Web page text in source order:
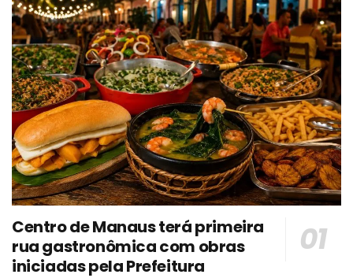
Centro de Manaus terá primeira
rua gastronômica com obras
iniciadas pela Prefeitura